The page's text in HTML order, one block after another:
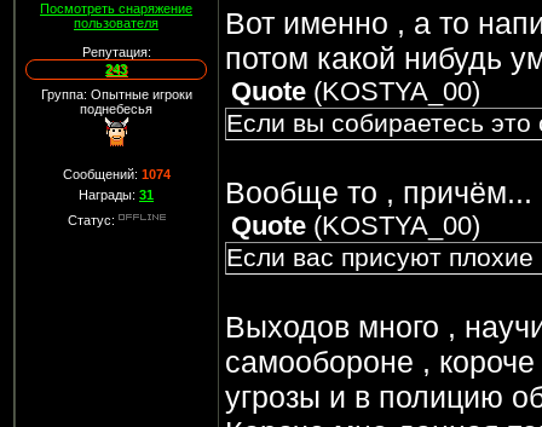
Посмотреть снаряжение
пользователя
Репутация:
243
Группа: Опытные игроки
поднебесья
Сообщений: 1074
Награды: 31
Статус:
Вот именно , а то
потом какой нибудь
Quote(KOSTYA_00)
Если вы собираетесь
Вообще то , причём...
Quote(KOSTYA_00)
Если вас присуют
Выходов много ,
самообороне ,
угрозы и в полицию